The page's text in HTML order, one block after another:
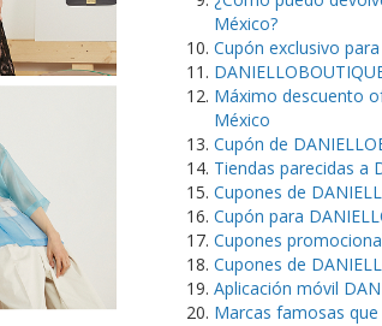
México?
Cupón exclusivo
Máximo descuento
México
Cupón de
Tiendas parecidas a
Cupones de
Cupón para
Cupones
Cupones de
Aplicación móvil
Marcas famosas que